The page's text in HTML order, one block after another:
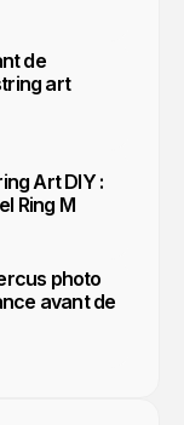
de
art
Art DIY :
Ring M
photo
avant de